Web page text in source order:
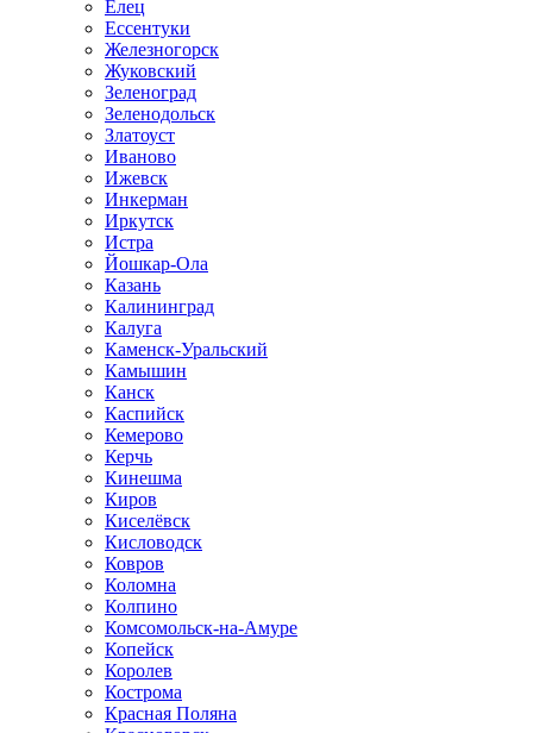
Елец
Ессентуки
Железногорск
Жуковский
Зеленоград
Зеленодольск
Златоуст
Иваново
Ижевск
Инкерман
Иркутск
Истра
Йошкар-Ола
Казань
Калининград
Калуга
Каменск-Уральский
Камышин
Канск
Каспийск
Кемерово
Керчь
Кинешма
Киров
Киселёвск
Кисловодск
Ковров
Коломна
Колпино
Комсомольск-на-Амуре
Копейск
Королев
Кострома
Красная Поляна